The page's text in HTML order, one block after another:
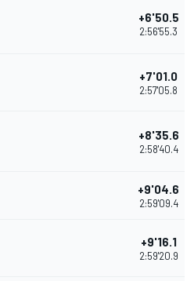
+6'50.5
2:56'55.3
+7'01.0
2:57'05.8
+8'35.6
2:58'40.4
+9'04.6
2:59'09.4
+9'16.1
2:59'20.9